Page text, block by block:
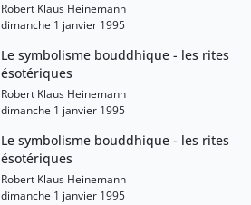
Robert Klaus Heinemann
dimanche 1 janvier 1995
Le symbolisme bouddhique - les rites
ésotériques
Robert Klaus Heinemann
dimanche 1 janvier 1995
Le symbolisme bouddhique - les rites
ésotériques
Robert Klaus Heinemann
dimanche 1 janvier 1995